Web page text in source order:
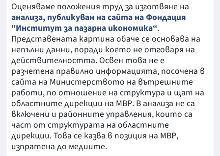
Оценяваме положения труд за изготвяне на
анализа, публикуван на сайта на Фондация
"Институт за пазарна икономика“.
Представената картина обаче се основава на
непълни данни, поради което не отговаря на
действителността. Освен това не е
разчетена правилно информацията, посочена в
сайта на Министерството на вътрешните
работи, по отношение на структура и щат на
областните дирекции на МВР. В анализа не са
включени и районните управления, които са
част от структурата на областните
дирекции. Това се казва в позиция на МВР,
изпратена до медиите.